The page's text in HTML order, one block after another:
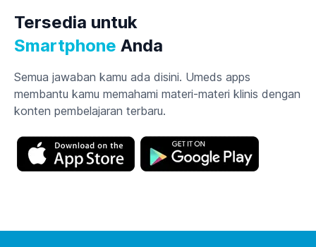
Tersedia untuk
Smartphone Anda
Semua jawaban kamu ada disini. Umeds apps
membantu kamu memahami materi-materi klinis dengan
konten pembelajaran terbaru.